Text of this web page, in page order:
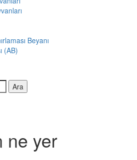
Beyanı
(AB)
ne yer